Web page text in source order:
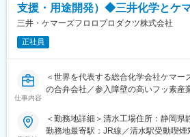
くつくる」営業スタイルです
・外勤は週１～２日程度、出張も月１
営業はベテラン社員2名が在籍。ご入
を受けることが可能です。
ミュニケーションがとりやすいです。
支援・用途開発）◆三井化学とケ
三井・ケマーズフロロプロダクツ株式会社
正社員
仕事内容
＜世界を代表する総合化学会社ケマー
の合弁会社／参入障壁の高いフッ素産
■業務内容：
＜勤務地詳細＞清水工場住所：静岡県
勤務地最寄駅：JR線／清水駅受動喫煙